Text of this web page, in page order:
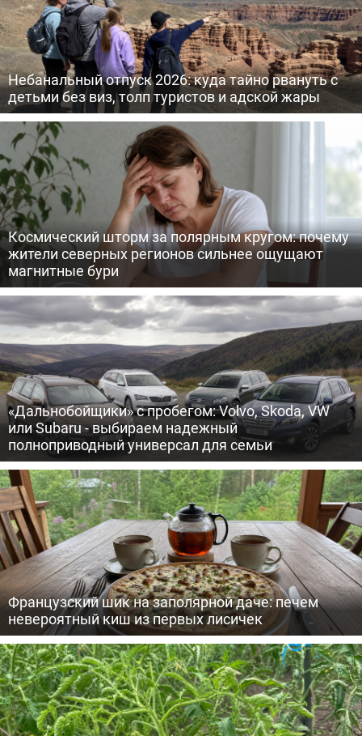
Небанальный отпуск 2026: куда тайно рвануть с
детьми без виз, толп туристов и адской жары
Космический шторм за полярным кругом: почему
жители северных регионов сильнее ощущают
магнитные бури
«Дальнобойщики» с пробегом: Volvo, Skoda, VW
или Subaru - выбираем надежный
полноприводный универсал для семьи
Французский шик на заполярной даче: печем
невероятный киш из первых лисичек